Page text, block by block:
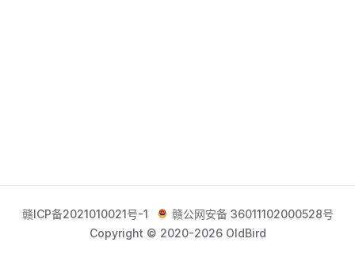
赣ICP备2021010021号-1
赣公网安备 36011102000528号
Copyright © 2020-2026 OldBird